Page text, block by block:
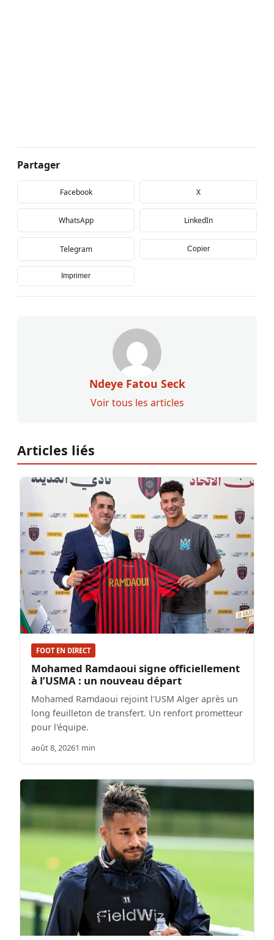
Partager
Facebook X
WhatsApp LinkedIn
Telegram Copier
Imprimer
Ndeye Fatou Seck
Voir tous les articles
Articles liés
FOOT EN DIRECT
Mohamed Ramdaoui signe officiellement
à l’USMA : un nouveau départ
Mohamed Ramdaoui rejoint l'USM Alger après un
long feuilleton de transfert. Un renfort prometteur
pour l'équipe.
août 8, 20261 min